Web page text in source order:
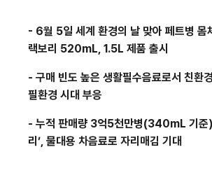
- 6월 5일 세계 환경의 날 맞아 페트병 몸
랙보리 520mL, 1.5L 제품 출시
- 구매 빈도 높은 생활필수음료로서 친환
필환경 시대 부응
- 누적 판매량 3억5천만병(340mL 기준)
리’, 물대용 차음료로 자리매김 기대